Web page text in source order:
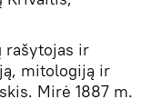
rašytojas ir
mitologiją ir
Mirė 1887 m.